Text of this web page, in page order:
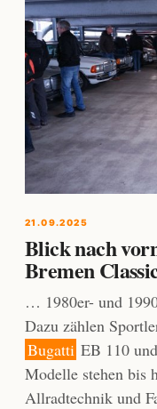
21.09.2025
Blick nach
Bremen
… 1980er- und
Dazu zählen
Bugatti EB 110
Modelle stehen bis
Allradtechnik und